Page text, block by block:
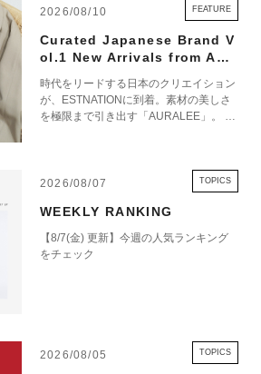
2026/08/10 FEATURE
Curated Japanese Brand V
ol.1 New Arrivals from AUR
時代をリードする日本のクリエイション
が、ESTNATIONに到着。素材の美しさ
を極限まで引き出す「AURALEE」。 確
2026/08/07
TOPICS
WEEKLY RANKING
【8/7(金) 更新】今週の人気ランキング
をチェック
2026/08/05 TOPICS